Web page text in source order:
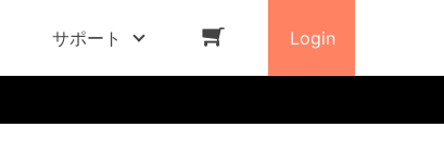
サポート Login